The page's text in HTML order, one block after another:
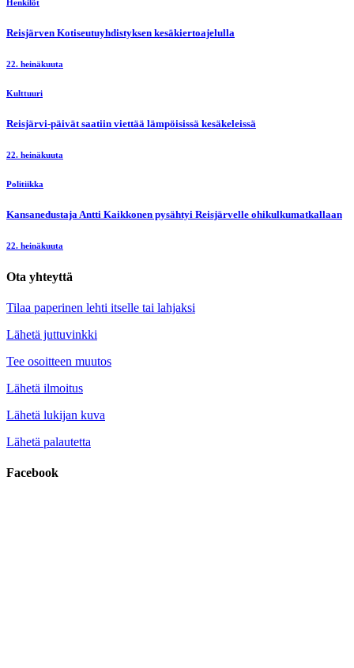
Henkilöt
Reisjärven Kotiseutuyhdistyksen kesäkiertoajelulla
22. heinäkuuta
Kulttuuri
Reisjärvi-päivät saatiin viettää lämpöisissä kesäkeleissä
22. heinäkuuta
Politiikka
Kansanedustaja Antti Kaikkonen pysähtyi Reisjärvelle ohikulkumatkallaan
22. heinäkuuta
Ota yhteyttä
Tilaa paperinen lehti itselle tai lahjaksi
Lähetä juttuvinkki
Tee osoitteen muutos
Lähetä ilmoitus
Lähetä lukijan kuva
Lähetä palautetta
Facebook